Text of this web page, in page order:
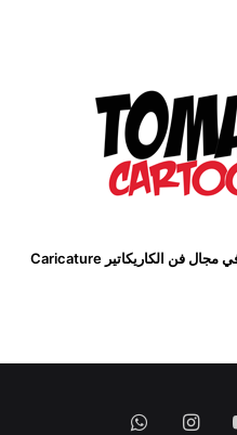
- موقع إلكتروني متخصص في مجال فن الكاريكاتير Caricature
‫YouTubeانستقرامواتساب